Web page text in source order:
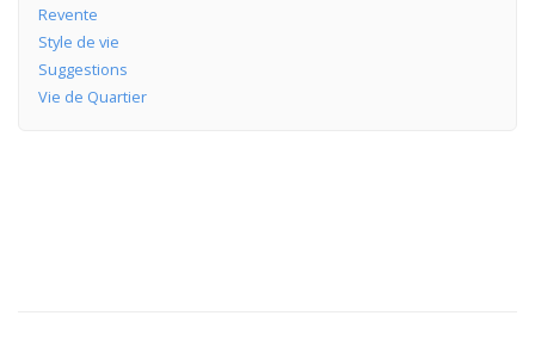
Revente
Style de vie
Suggestions
Vie de Quartier